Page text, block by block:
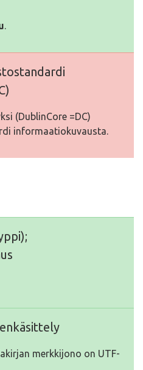
.
(DublinCore =DC)
informaatiokuvausta.
merkkijono on UTF-